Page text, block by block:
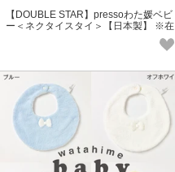
【DOUBLE STAR】pressoわた媛ベビ
ー＜ネクタイスタイ＞【日本製】 ※在